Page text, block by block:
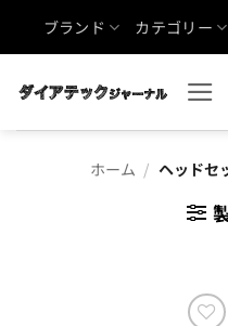
ブランド カテゴリー
ホーム / ヘッドセ